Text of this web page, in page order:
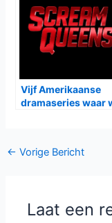
Vijf Amerikaanse
dramaseries waar
Bericht
← Vorige Bericht
Laat een